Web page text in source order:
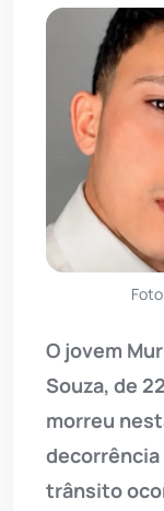
O jovem
Souza, de
morreu
decorrência
trânsito